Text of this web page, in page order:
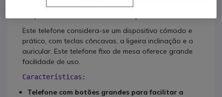
do timbre e o alarme ou pré-marcado, o Doro Phone
Este telefone considera-se um dispositivo cómodo e
prático, com teclas côncavas, a ligeira inclinação e o
auricular. Este telefone fixo de mesa oferece grande
facilidade de uso.
Características:
Telefone com botões grandes para facilitar a